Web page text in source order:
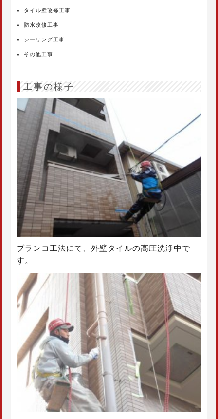
タイル壁改修工事
防水改修工事
シーリング工事
その他工事
工事の様子
ブランコ工法にて、外壁タイルの高圧洗浄中で
す。